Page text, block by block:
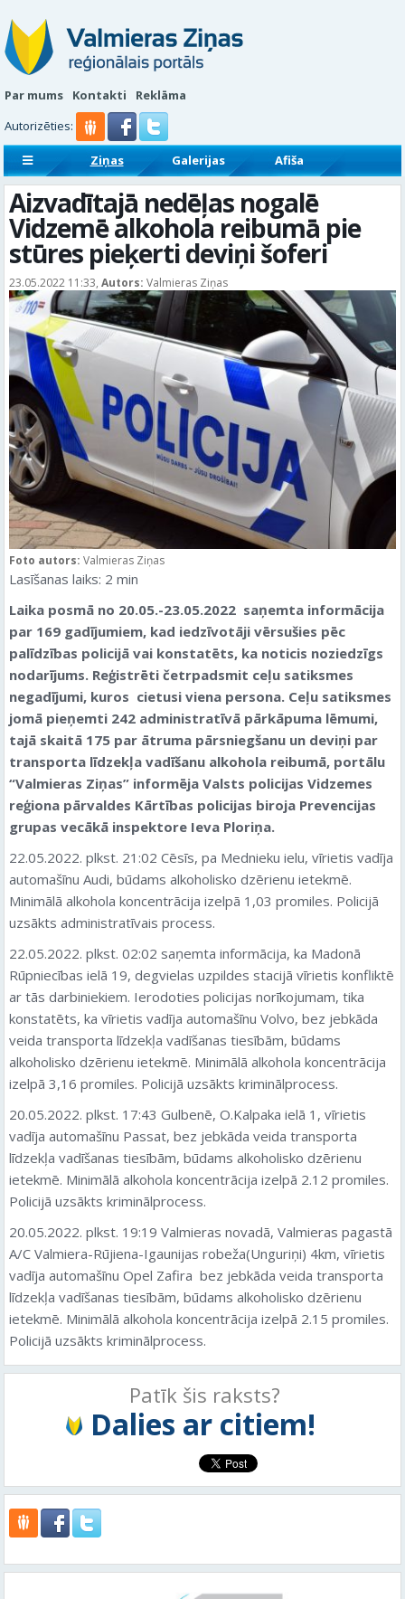
Par mums Kontakti
Reklāma
Autorizēties:
Ziņas Galerijas
Afiša
Sludinājumi
Reklāmraksti
Aizvadītajā nedēļas nogalē
Vidzemē alkohola reibumā pie
stūres pieķerti deviņi šoferi
23.05.2022 11:33, Autors: Valmieras Ziņas
Foto autors: Valmieras Ziņas
Lasīšanas laiks: 2 min
Laika posmā no 20.05.-23.05.2022 saņemta informācija
par 169 gadījumiem, kad iedzīvotāji vērsušies pēc
palīdzības policijā vai konstatēts, ka noticis noziedzīgs
nodarījums. Reģistrēti četrpadsmit ceļu satiksmes
negadījumi, kuros cietusi viena persona. Ceļu satiksmes
jomā pieņemti 242 administratīvā pārkāpuma lēmumi,
tajā skaitā 175 par ātruma pārsniegšanu un deviņi par
transporta līdzekļa vadīšanu alkohola reibumā, portālu
“Valmieras Ziņas” informēja Valsts policijas Vidzemes
reģiona pārvaldes Kārtības policijas biroja Prevencijas
grupas vecākā inspektore Ieva Ploriņa.
22.05.2022. plkst. 21:02 Cēsīs, pa Mednieku ielu, vīrietis vadīja
automašīnu Audi, būdams alkoholisko dzērienu ietekmē.
Minimālā alkohola koncentrācija izelpā 1,03 promiles. Policijā
uzsākts administratīvais process.
22.05.2022. plkst. 02:02 saņemta informācija, ka Madonā
Rūpniecības ielā 19, degvielas uzpildes stacijā vīrietis konfliktē
ar tās darbiniekiem. Ierodoties policijas norīkojumam, tika
konstatēts, ka vīrietis vadīja automašīnu Volvo, bez jebkāda
veida transporta līdzekļa vadīšanas tiesībām, būdams
alkoholisko dzērienu ietekmē. Minimālā alkohola koncentrācija
izelpā 3,16 promiles. Policijā uzsākts kriminālprocess.
20.05.2022. plkst. 17:43 Gulbenē, O.Kalpaka ielā 1, vīrietis
vadīja automašīnu Passat, bez jebkāda veida transporta
līdzekļa vadīšanas tiesībām, būdams alkoholisko dzērienu
ietekmē. Minimālā alkohola koncentrācija izelpā 2.12 promiles.
Policijā uzsākts kriminālprocess.
20.05.2022. plkst. 19:19 Valmieras novadā, Valmieras pagastā
A/C Valmiera-Rūjiena-Igaunijas robeža(Unguriņi) 4km, vīrietis
vadīja automašīnu Opel Zafira bez jebkāda veida transporta
līdzekļa vadīšanas tiesībām, būdams alkoholisko dzērienu
ietekmē. Minimālā alkohola koncentrācija izelpā 2.15 promiles.
Policijā uzsākts kriminālprocess.
Patīk šis raksts?
Dalies ar citiem!